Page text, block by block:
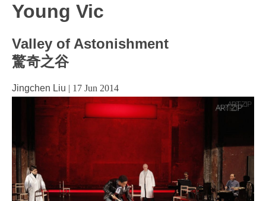
Young Vic
Valley of Astonishment
驚奇之谷
Jingchen Liu | 17 Jun 2014